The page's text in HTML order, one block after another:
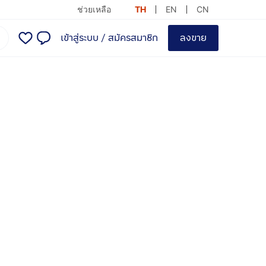
ช่วยเหลือ TH EN CN
เข้าสู่ระบบ / สมัครสมาชิก ลงขาย